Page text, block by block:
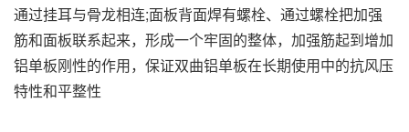
通过挂耳与骨龙相连;面板背面焊有螺栓、通过螺栓把加强
筋和面板联系起来，形成一个牢固的整体，加强筋起到增加
铝单板刚性的作用，保证双曲铝单板在长期使用中的抗风压
特性和平整性